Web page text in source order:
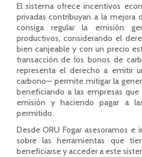
El sistema ofrece incentivos
privadas contribuyan a la mejora
consiga regular la emisión
productivos, considerando el
bien canjeable y con un precio
transacción de los bonos de
representa el derecho a emitir
carbono— permite mitigar la
beneficiando a las empresas
emisión y haciendo pagar a
permitido.
Desde ORU Fogar asesoramos
sobre las herramientas que
beneficiarse y acceder a este